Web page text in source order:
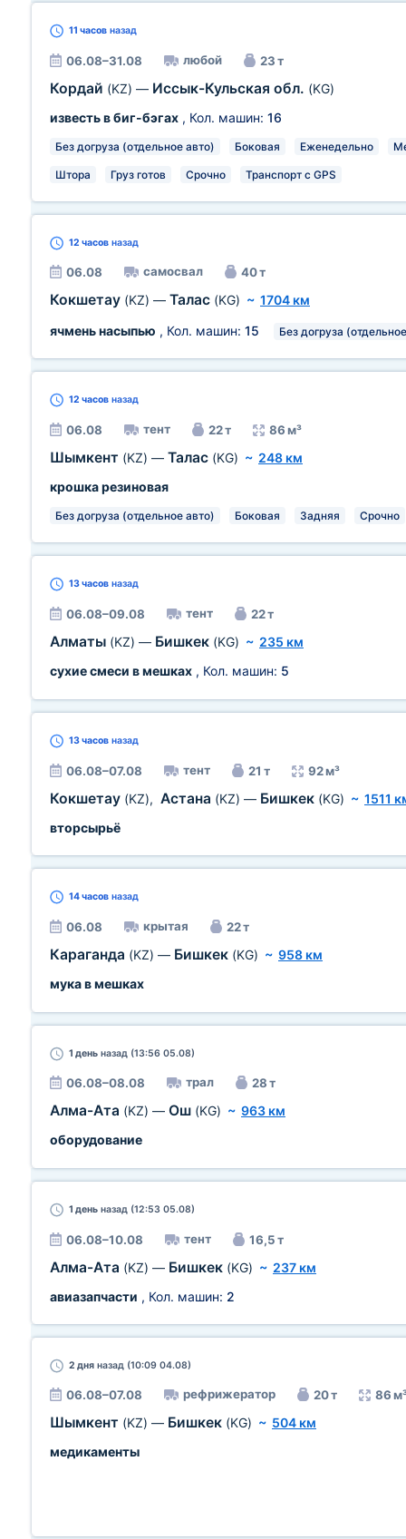
11 часов назад
06.08–31.08 любой 23 т
Кордай (KZ) — Иссык-Кульская обл. (KG)
известь в биг-бэгах , Кол. машин: 16
Без догруза (отдельное авто) Боковая Еженедельно
Штора Груз готов Срочно Транспорт с GPS
12 часов назад
06.08 самосвал 40 т
Кокшетау (KZ) — Талас (KG) ~ 1704 км
ячмень насыпью , Кол. машин: 15 Без догруза
12 часов назад
06.08 тент 22 т 86 м³
Шымкент (KZ) — Талас (KG) ~ 248 км
крошка резиновая
Без догруза (отдельное авто) Боковая Задняя Срочно
13 часов назад
06.08–09.08 тент 22 т
Алматы (KZ) — Бишкек (KG) ~ 235 км
сухие смеси в мешках , Кол. машин: 5
13 часов назад
06.08–07.08 тент 21 т 92 м³
Кокшетау (KZ), Астана (KZ) — Бишкек (KG) ~ 1511
вторсырьё
14 часов назад
06.08 крытая 22 т
Караганда (KZ) — Бишкек (KG) ~ 958 км
мука в мешках
1 день назад (13:56 05.08)
06.08–08.08 трал 28 т
Алма-Ата (KZ) — Ош (KG) ~ 963 км
оборудование
1 день назад (12:53 05.08)
06.08–10.08 тент 16,5 т
Алма-Ата (KZ) — Бишкек (KG) ~ 237 км
авиазапчасти , Кол. машин: 2
2 дня назад (10:09 04.08)
06.08–07.08 рефрижератор 20 т 86
Шымкент (KZ) — Бишкек (KG) ~ 504 км
медикаменты